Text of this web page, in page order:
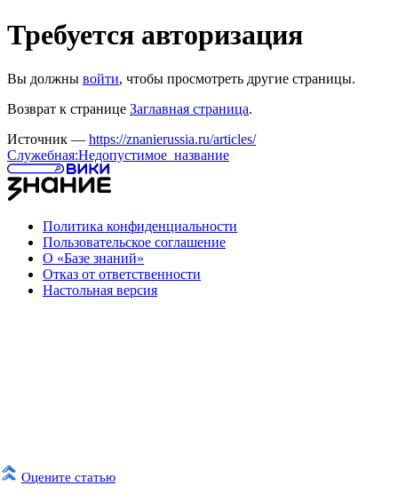
Оцените статью
Требуется авторизация
Вы должны войти, чтобы просмотреть другие страницы.
Возврат к странице Заглавная страница.
Источник — https://znanierussia.ru/articles/
Служебная:Недопустимое_название
Политика конфиденциальности
Пользовательское соглашение
О «Базе знаний»
Отказ от ответственности
Настольная версия